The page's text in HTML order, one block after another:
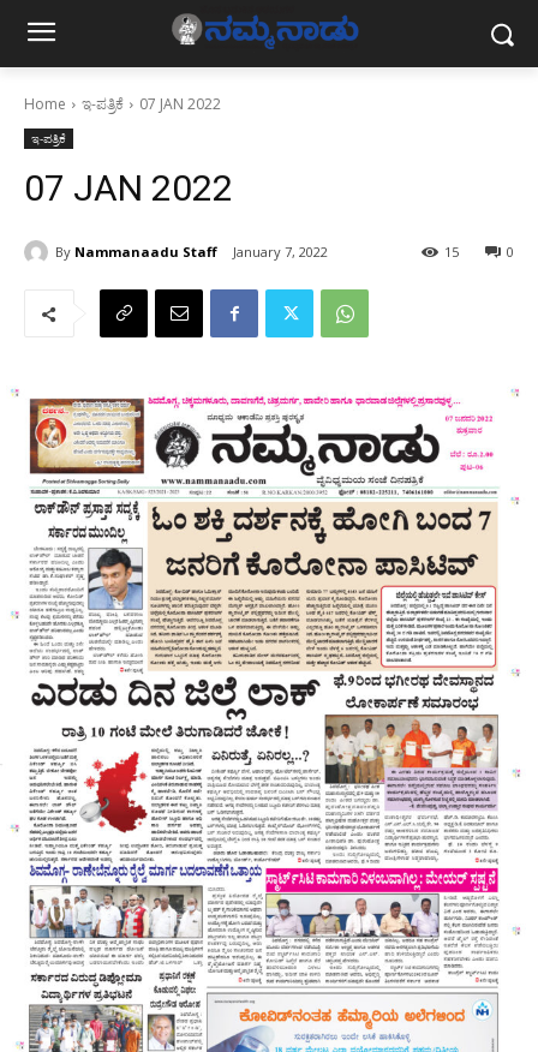
Home ಇ-ಪತ್ರಿಕೆ 07 JAN 2022
ಇ-ಪತ್ರಿಕೆ
07 JAN 2022
By Nammanaadu Staff January 7, 2022 0
15